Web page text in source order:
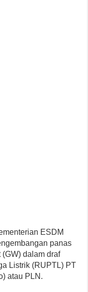
ESDM
panas
dalam draf
Listrik (RUPTL) PT
atau PLN.